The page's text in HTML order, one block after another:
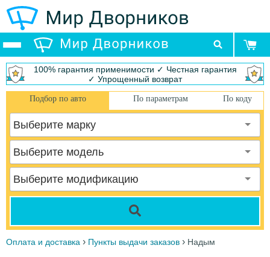
100% гарантия применимости ✓ Честная гарантия
✓ Упрощенный возврат
Подбор по авто По параметрам По коду
Выберите марку
Выберите модель
Выберите модификацию
Оплата и доставка › Пункты выдачи заказов › Надым